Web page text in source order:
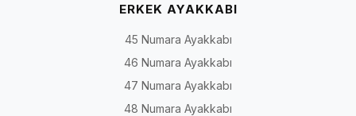
ERKEK AYAKKABI
45 Numara Ayakkabı
46 Numara Ayakkabı
47 Numara Ayakkabı
48 Numara Ayakkabı